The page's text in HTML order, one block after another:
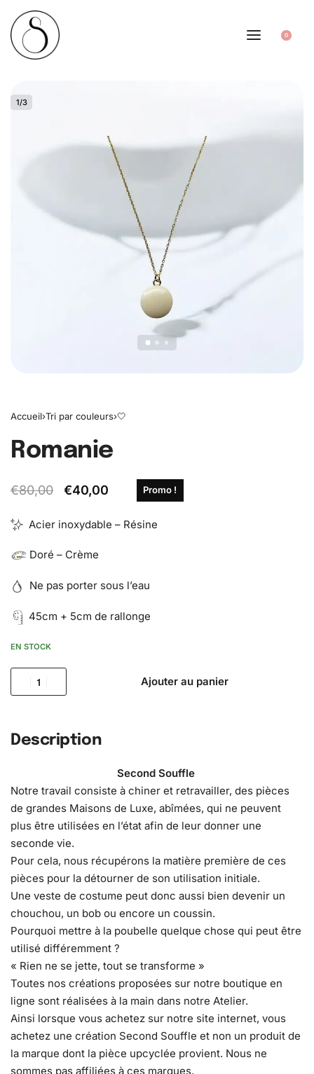
0
1/3
Accueil›Tri par couleurs›🤍
Romanie
€80,00 €40,00 Promo !
Acier inoxydable – Résine
Doré – Crème
Ne pas porter sous l’eau
45cm + 5cm de rallonge
EN STOCK
Ajouter au panier
Description
Second Souffle
Notre travail consiste à chiner et retravailler, des pièces
de grandes Maisons de Luxe, abîmées, qui ne peuvent
plus être utilisées en l’état afin de leur donner une
seconde vie.
Pour cela, nous récupérons la matière première de ces
pièces pour la détourner de son utilisation initiale.
Une veste de costume peut donc aussi bien devenir un
chouchou, un bob ou encore un coussin.
Pourquoi mettre à la poubelle quelque chose qui peut être
utilisé différemment ?
« Rien ne se jette, tout se transforme »
Toutes nos créations proposées sur notre boutique en
ligne sont réalisées à la main dans notre Atelier.
Ainsi lorsque vous achetez sur notre site internet, vous
achetez une création Second Souffle et non un produit de
la marque dont la pièce upcyclée provient. Nous ne
sommes pas affiliées à ces marques.